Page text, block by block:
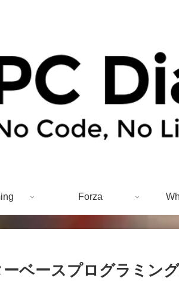
Forza
ベースプログラミング